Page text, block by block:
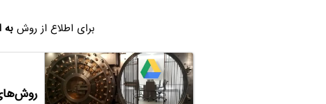
برای اطلاع از روش